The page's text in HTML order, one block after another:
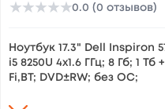
★★★★★0.0 (0 отзывов)
Ноутбук 17.3" Dell Inspiron
i5 8250U 4x1.6 ГГц; 8 Гб; 1 Тб
Fi,BT; DVD±RW; без ОС;